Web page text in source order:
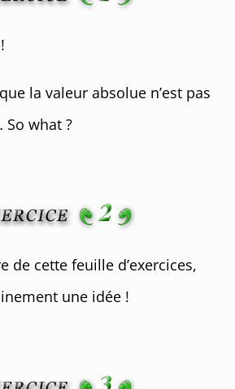
la valeur absolue n’est pas
So what ?
de cette feuille d’exercices,
une idée !